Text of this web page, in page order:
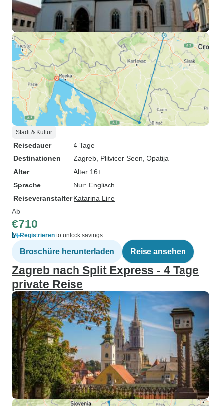
Stadt & Kultur
Reisedauer
4 Tage
Destinationen
Zagreb , Plitvicer Seen , Opatija
Alter
Alter 16+
Sprache
Nur: Englisch
Reiseveranstalter Katarina Line
Ab
€710
Registrieren to unlock savings
Broschüre herunterladen Reise ansehen
Zagreb nach Split Express - 4 Tage
private Reise